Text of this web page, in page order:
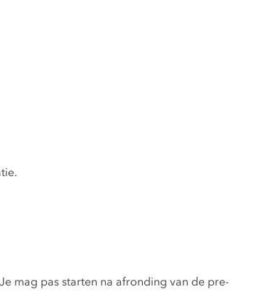
mag pas starten na afronding van de pre-